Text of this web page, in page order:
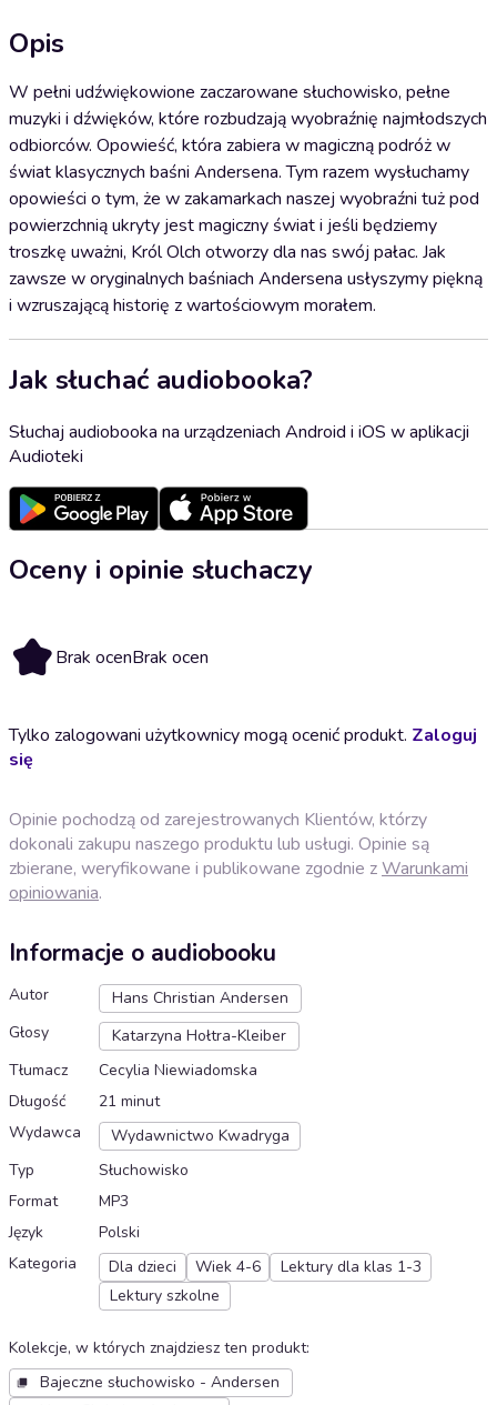
Opis
W pełni udźwiękowione zaczarowane słuchowisko, pełne
muzyki i dźwięków, które rozbudzają wyobraźnię najmłodszych
odbiorców. Opowieść, która zabiera w magiczną podróż w
świat klasycznych baśni Andersena. Tym razem wysłuchamy
opowieści o tym, że w zakamarkach naszej wyobraźni tuż pod
powierzchnią ukryty jest magiczny świat i jeśli będziemy
troszkę uważni, Król Olch otworzy dla nas swój pałac. Jak
zawsze w oryginalnych baśniach Andersena usłyszymy piękną
i wzruszającą historię z wartościowym morałem.
Jak słuchać audiobooka?
Słuchaj audiobooka na urządzeniach Android i iOS w aplikacji
Audioteki
Oceny i opinie słuchaczy
Brak ocenBrak ocen
Tylko zalogowani użytkownicy mogą ocenić produkt. Zaloguj
się
Opinie pochodzą od zarejestrowanych Klientów, którzy
dokonali zakupu naszego produktu lub usługi. Opinie są
zbierane, weryfikowane i publikowane zgodnie zWarunkami
opiniowania.
Informacje o audiobooku
Autor
Hans Christian Andersen
Głosy
Katarzyna Hołtra-Kleiber
Tłumacz
Cecylia Niewiadomska
Długość
21 minut
Wydawca
Wydawnictwo Kwadryga
Typ
Słuchowisko
Format
MP3
Język
Polski
Kategoria
Dla dzieci Wiek 4-6
Lektury dla klas 1-3
Lektury szkolne
Kolekcje, w których znajdziesz ten produkt:
Bajeczne słuchowisko - Andersen